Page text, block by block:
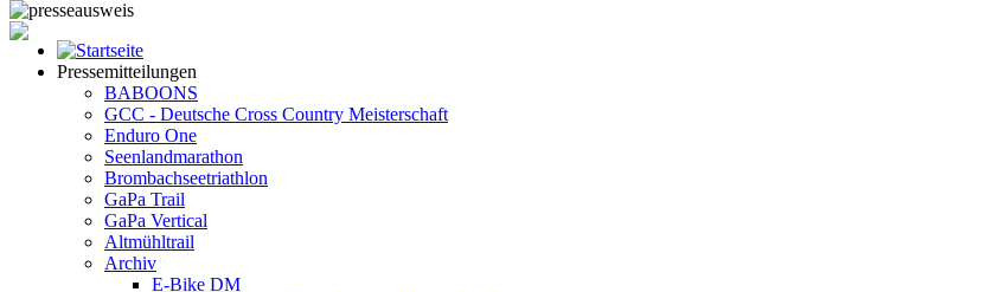
Pressemitteilungen
BABOONS
GCC - Deutsche Cross Country Meisterschaft
Enduro One
Seenlandmarathon
Brombachseetriathlon
GaPa Trail
GaPa Vertical
Altmühltrail
Archiv
E-Bike DM